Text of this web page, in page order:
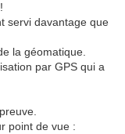
servi davantage que
la géomatique.
par GPS qui a
point de vue :